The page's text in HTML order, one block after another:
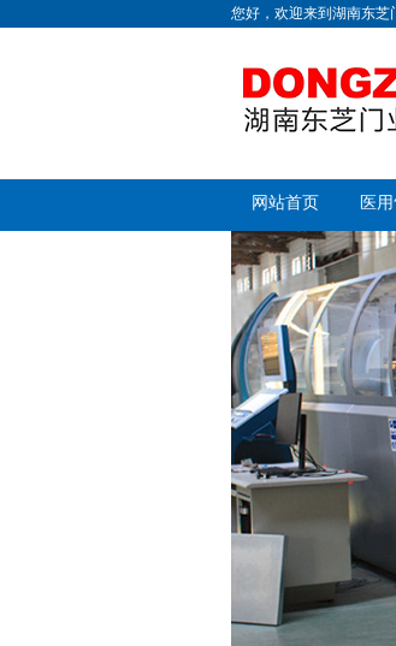
您好，欢迎来到湖南东芝
网站首页 医